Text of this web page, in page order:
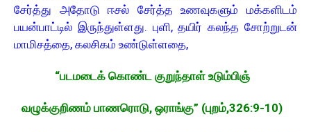
சேர்த்து அதோடு ஈசல் சேர்த்த உணவுகளும் மக்களிடம்
பயன்பாட்டில் இருந்துள்ளது. புளி, தயிர் கலந்த சோற்றுடன்
மாமிசத்தை, கலசிகம் உண்டுள்ளதை,
“படமடைக் கொண்ட குறுந்தாள் உடும்பிஞ்
வழுக்குறிணம் பாணரொடு, ஒராங்கு” (புறம்,326:9-10)